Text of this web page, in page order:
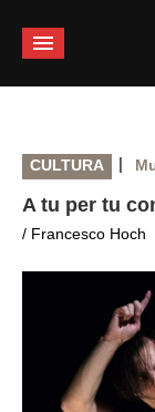
CULTURA |
A tu per tu
/ Francesco Hoch